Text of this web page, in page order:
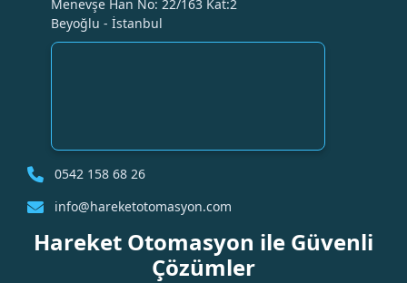
Menevşe Han No: 22/163 Kat:2
Beyoğlu - İstanbul
0542 158 68 26
info@hareketotomasyon.com
Hareket Otomasyon ile Güvenli
Çözümler